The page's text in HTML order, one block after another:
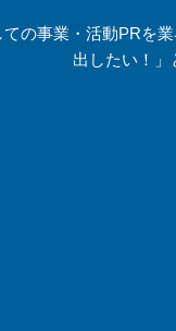
の事業・活動PRを
出したい！」